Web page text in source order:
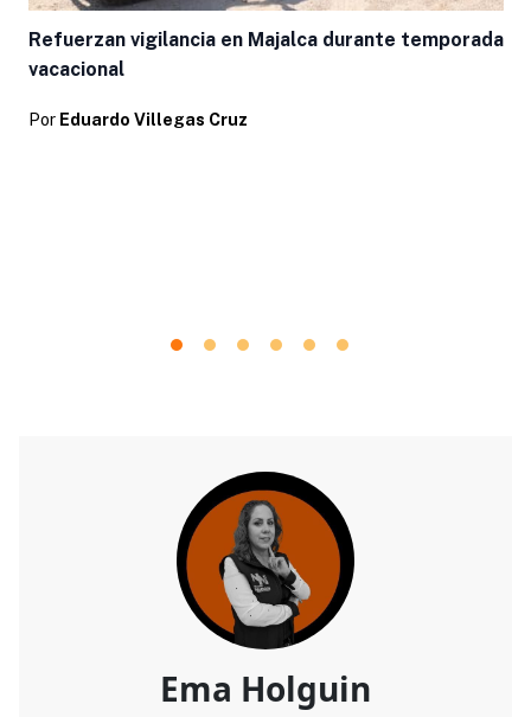
Refuerzan vigilancia en Majalca durante temporada
vacacional
Por Eduardo Villegas Cruz
Ema Holguin